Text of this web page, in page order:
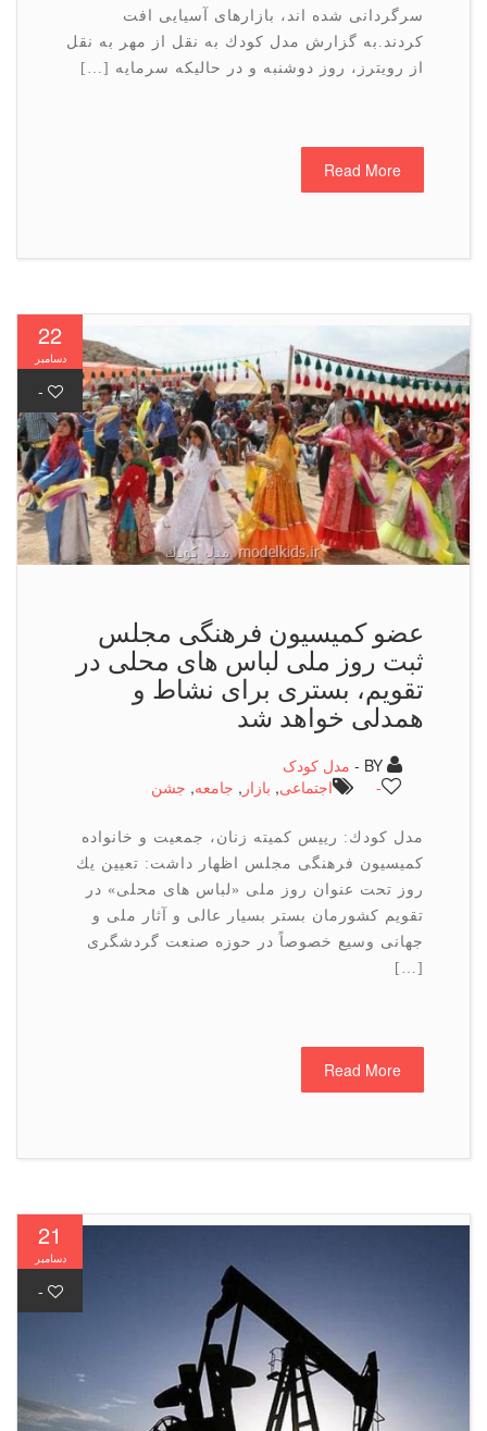
سرگردانی شده اند، بازارهای آسیایی افت
كردند.به گزارش مدل كودك به نقل از مهر به نقل
از رویترز، روز دوشنبه و در حالیكه سرمایه […]
Read More
22
دسامبر
-
عضو كمیسیون فرهنگی مجلس
ثبت روز ملی لباس های محلی در
تقویم، بستری برای نشاط و
همدلی خواهد شد
مدل کودک
اجتماعی,بازار,جامعه,جشن
مدل كودك: رییس كمیته زنان، جمعیت و خانواده
كمیسیون فرهنگی مجلس اظهار داشت: تعیین یك
روز تحت عنوان روز ملی «لباس های محلی» در
تقویم كشورمان بستر بسیار عالی و آثار ملی و
جهانی وسیع خصوصاً در حوزه صنعت گردشگری
Read More
21